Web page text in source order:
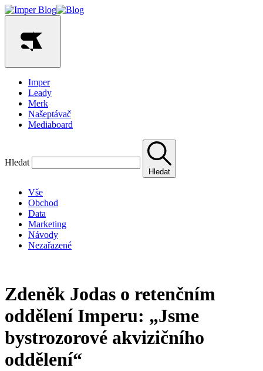
Imper
Leady
Merk
Našeptávač
Mediaboard
Hledat
Hledat
Vše
Obchod
Data
Marketing
Návody
Nezařazené
Zdeněk Jodas o retenčním
oddělení Imperu: „Jsme
bystrozorové akvizičního
oddělení“